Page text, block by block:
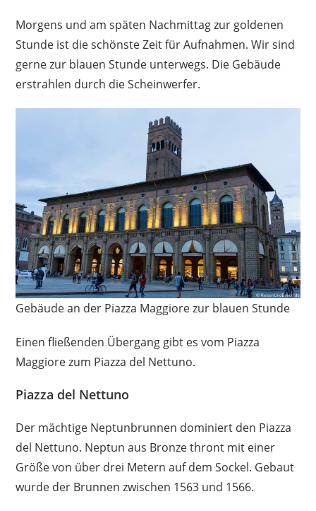
Morgens und am späten Nachmittag zur goldenen
Stunde ist die schönste Zeit für Aufnahmen. Wir sind
gerne zur blauen Stunde unterwegs. Die Gebäude
erstrahlen durch die Scheinwerfer.
Gebäude an der Piazza Maggiore zur blauen Stunde
Einen fließenden Übergang gibt es vom Piazza
Maggiore zum Piazza del Nettuno.
Piazza del Nettuno
Der mächtige Neptunbrunnen dominiert den Piazza
del Nettuno. Neptun aus Bronze thront mit einer
Größe von über drei Metern auf dem Sockel. Gebaut
wurde der Brunnen zwischen 1563 und 1566.